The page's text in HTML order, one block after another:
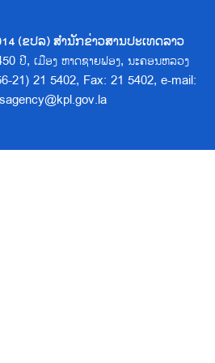
(ຂປລ) ສຳນັກຂ່າວສານປະເທດລາວ
ປີ, ເມືອງ ຫາດຊາຍຟອງ, ນະຄອນຫລວງ
21) 21 5402, Fax: 21 5402, e-mail: